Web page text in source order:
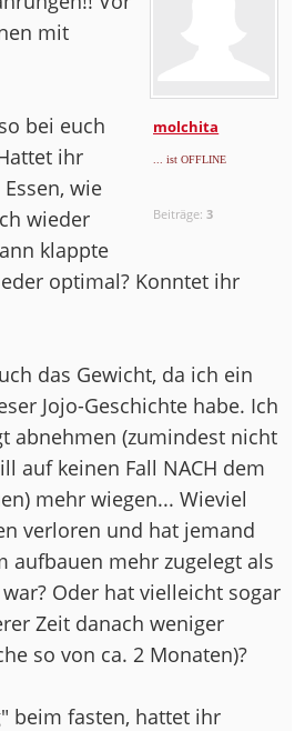
molchita
... ist OFFLINE
Beiträge:3
mit
bei euch
ihr
wie
wieder
klappte
optimal? Konntet ihr
das Gewicht, da ich ein
Jojo-Geschichte habe. Ich
abnehmen (zumindest nicht
auf keinen Fall NACH dem
mehr wiegen... Wieviel
verloren und hat jemand
aufbauen mehr zugelegt als
Oder hat vielleicht sogar
Zeit danach weniger
so von ca. 2 Monaten)?
beim fasten, hattet ihr